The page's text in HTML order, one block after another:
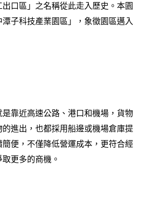
口區」之名稱從此走入歷史。本園
子科技產業園區」，象徵園區邁入
靠近高速公路、港口和機場，貨物
進出，也都採用船邊或機場倉庫提
便，不僅降低營運成本，更符合經
更多的商機。